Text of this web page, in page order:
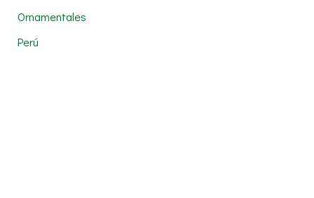
Ornamentales
Perú